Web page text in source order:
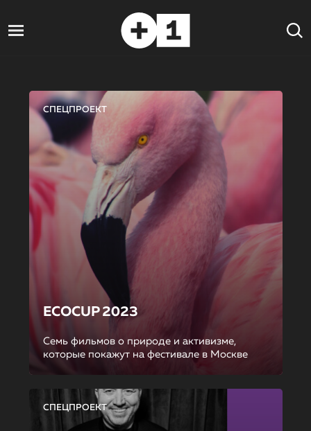
СПЕЦПРОЕКТ
ECOCUP 2023
Семь фильмов о природе и активизме,
которые покажут на фестивале в Москве
СПЕЦПРОЕКТ